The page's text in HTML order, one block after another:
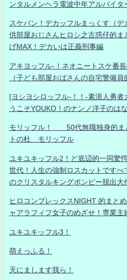
ンタルメンヘラ電波中年アルバイ
スケバン！デカッフルまっくす（
供部屋おじさんヒロシ之古惑仔的ま
げMAX！デカいは正義刑事編
アキヨッフル-！ネオニートスケ番
（子ども部屋おばさんの自宅警備員
[ヨシヨシロッフル-！！-素浪人勇者
うこそYOUKO！のナンノ洋子のは
モリッフル！ 50代無職独身的ま
トの杜 モリッフル
ユキユキッフル2！ど底辺的一同驚
世代！人生の強制ロスカットですべ
のクリスタルキングボンビー脱出大
ヒロコンプレックスNIGHT 的まと
ャアラフィフ女子のめざせ！専業主
ユキユキッフル3！
萌えっふる！
天にまします我ら！